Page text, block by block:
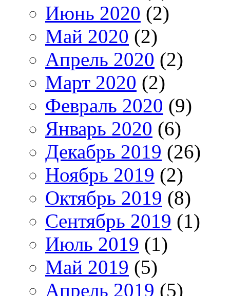
Июнь 2020 (2)
Май 2020 (2)
Апрель 2020 (2)
Март 2020 (2)
Февраль 2020 (9)
Январь 2020 (6)
Декабрь 2019 (26)
Ноябрь 2019 (2)
Октябрь 2019 (8)
Сентябрь 2019 (1)
Июль 2019 (1)
Май 2019 (5)
Апрель 2019 (5)